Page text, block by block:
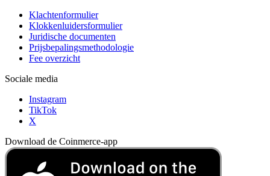
Klachtenformulier
Klokkenluidersformulier
Juridische documenten
Prijsbepalingsmethodologie
Fee overzicht
Sociale media
Instagram
TikTok
X
Download de Coinmerce-app